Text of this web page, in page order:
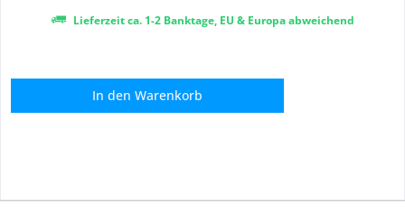
Lieferzeit ca. 1-2 Banktage, EU & Europa abweichend
In den Warenkorb